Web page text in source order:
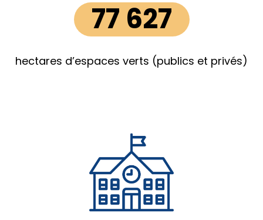
77 627
hectares d’espaces verts (publics et privés)